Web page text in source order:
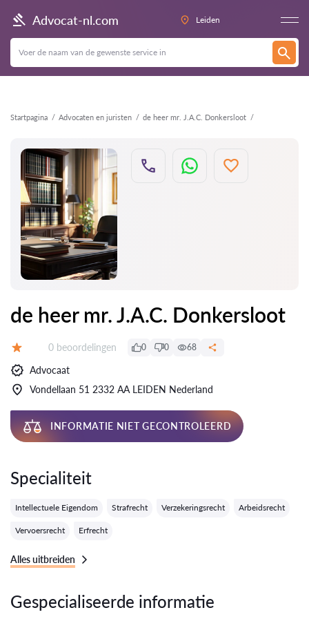
Advocat-nl.com Leiden
Startpagina Advocaten en juristen de heer mr. J.A.C. Donkersloot
Terug
de heer mr. J.A.C. Donkersloot
Getuigenissen:
0 beoordelingen 0 0 68
Advocaat
Vondellaan 51 2332 AA LEIDEN Nederland
INFORMATIE NIET GECONTROLEERD
Specialiteit
Intellectuele Eigendom Strafrecht Verzekeringsrecht Arbeidsrecht
Vervoersrecht Erfrecht
Alles uitbreiden
Gespecialiseerde informatie